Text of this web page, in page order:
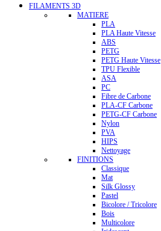
FILAMENTS 3D
MATIERE
PLA
PLA Haute Vitesse
ABS
PETG
PETG Haute Vitesse
TPU Flexible
ASA
PC
Fibre de Carbone
PLA-CF Carbone
PETG-CF Carbone
Nylon
PVA
HIPS
Nettoyage
FINITIONS
Classique
Mat
Silk Glossy
Pastel
Bicolore / Tricolore
Bois
Multicolore